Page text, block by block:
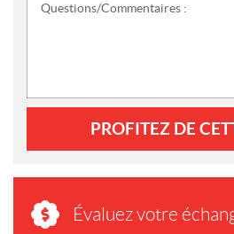
Questions/Commentaires :
PROFITEZ DE
Évaluez votre